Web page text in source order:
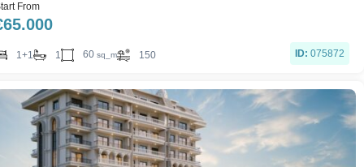
From
65.000
1+1 1 60 sq_m 150 ID: 075872